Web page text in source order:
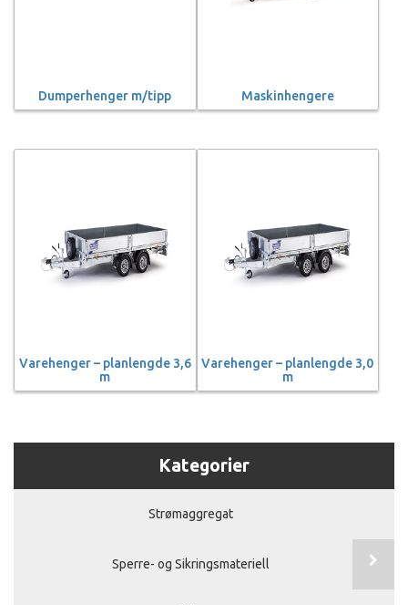
Dumperhenger m/tipp Maskinhengere
Varehenger – planlengde 3,6
m
Varehenger – planlengde 3,0
m
Kategorier
Strømaggregat
Sperre- og Sikringsmateriell